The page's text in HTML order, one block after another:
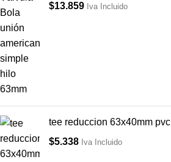
$13.859 Iva Incluido
tee reduccion 63x40mm pvc
$5.338 Iva Incluido